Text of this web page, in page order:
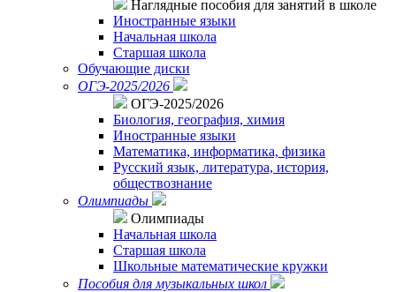
Наглядные пособия для занятий в школе
Иностранные языки
Начальная школа
Старшая школа
Обучающие диски
ОГЭ-2025/2026
ОГЭ-2025/2026
Биология, география, химия
Иностранные языки
Математика, информатика, физика
Русский язык, литература, история,
обществознание
Олимпиады
Олимпиады
Начальная школа
Старшая школа
Школьные математические кружки
Пособия для музыкальных школ